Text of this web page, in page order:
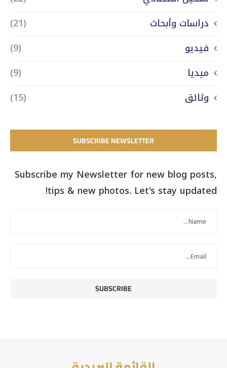
دراسات وأبحاث
(21)
فيديو
(9)
ميديا
(9)
وثائق
(15)
SUBSCRIBE NEWSLETTER
Subscribe my Newsletter for new blog posts,
tips & new photos. Let's stay updated!